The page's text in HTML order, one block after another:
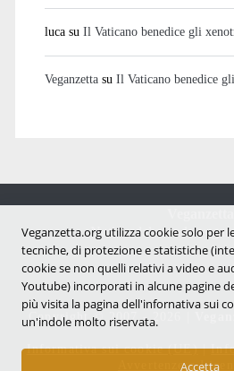
lucasu Il Vaticano benedice gli
Veganzettasu Il Vaticano benedice
Notizie dal mondo vegan
Copyright © 2007 - 2026 |
Informativa sui cookie (UE)|
Avvertenze e
Veganzetta.org utilizza cookie solo per
tecniche, di protezione e statistiche
cookie se non quelli relativi a video e
Youtube) incorporati in alcune pagine
più visita la pagina dell'infornativa sui
un'indole molto riservata.
Accetta